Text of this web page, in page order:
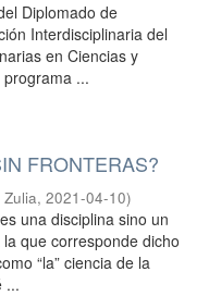
Diplomado de
Interdisciplinaria del
en Ciencias y
...
FRONTERAS?
Zulia, 2021-04-10)
una disciplina sino un
que corresponde dicho
“la” ciencia de la
...